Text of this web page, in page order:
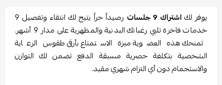
يوفر لك اشتراك 9 جلسات
رصيداً حراً يتيح لك انتقاء وتفصيل 9
خدمات فاخرة تلبي رغباتك البدنية والمظهرية على مدار 9 أشهر.
تمنحك هذه العضوية ميزة الاستمتاع بأرقى طقوس الرعاية
الشخصية بتكلفة حصرية مسبقة الدفع تضمن لك التوازن
والاستجمام دون أي التزام شهري مقيد.